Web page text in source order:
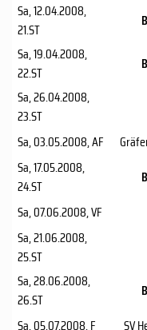
Sa, 12.04.2008,
21.ST
Sa, 19.04.2008,
22.ST
Sa, 26.04.2008,
23.ST
Sa, 03.05.2008, AF
Sa, 17.05.2008,
24.ST
Sa, 07.06.2008, VF
Sa, 21.06.2008,
25.ST
Sa, 28.06.2008,
26.ST
Sa, 05.07.2008, F SV